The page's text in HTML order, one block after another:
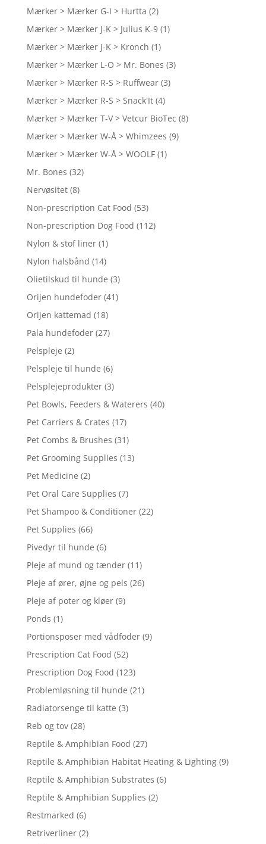
Mærker > Mærker G-I > Hurtta (2)
Mærker > Mærker J-K > Julius K-9 (1)
Mærker > Mærker J-K > Kronch (1)
Mærker > Mærker L-O > Mr. Bones (3)
Mærker > Mærker R-S > Ruffwear (3)
Mærker > Mærker R-S > Snack'It (4)
Mærker > Mærker T-V > Vetcur BioTec (8)
Mærker > Mærker W-Å > Whimzees (9)
Mærker > Mærker W-Å > WOOLF (1)
Mr. Bones (32)
Nervøsitet (8)
Non-prescription Cat Food (53)
Non-prescription Dog Food (112)
Nylon & stof liner (1)
Nylon halsbånd (14)
Olietilskud til hunde (3)
Orijen hundefoder (41)
Orijen kattemad (18)
Pala hundefoder (27)
Pelspleje (2)
Pelspleje til hunde (6)
Pelsplejeprodukter (3)
Pet Bowls, Feeders & Waterers (40)
Pet Carriers & Crates (17)
Pet Combs & Brushes (31)
Pet Grooming Supplies (13)
Pet Medicine (2)
Pet Oral Care Supplies (7)
Pet Shampoo & Conditioner (22)
Pet Supplies (66)
Pivedyr til hunde (6)
Pleje af mund og tænder (11)
Pleje af ører, øjne og pels (26)
Pleje af poter og kløer (9)
Ponds (1)
Portionsposer med vådfoder (9)
Prescription Cat Food (52)
Prescription Dog Food (123)
Problemløsning til hunde (21)
Radiatorsenge til katte (3)
Reb og tov (28)
Reptile & Amphibian Food (27)
Reptile & Amphibian Habitat Heating & Lighting (9)
Reptile & Amphibian Substrates (6)
Reptile & Amphibian Supplies (2)
Restmarked (6)
Retriverliner (2)